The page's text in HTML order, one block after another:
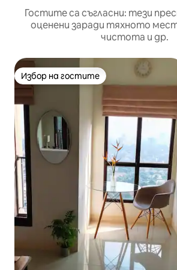
Гостите са съгласни: тези
оценени заради тяхното
чистота и др.
Избор на гостите
Избор на гостите